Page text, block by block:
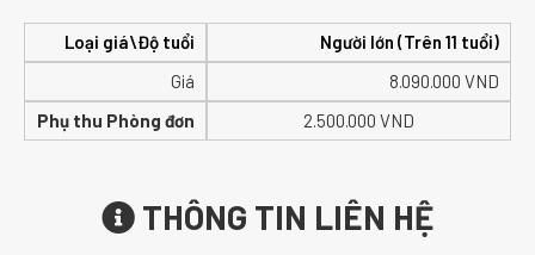
Loại giá\Độ tuổi
Người lớn (Trên 11 tuổi)
Giá
8.090.000 VND
Phụ thu Phòng đơn
2.500.000 VND
THÔNG TIN LIÊN HỆ